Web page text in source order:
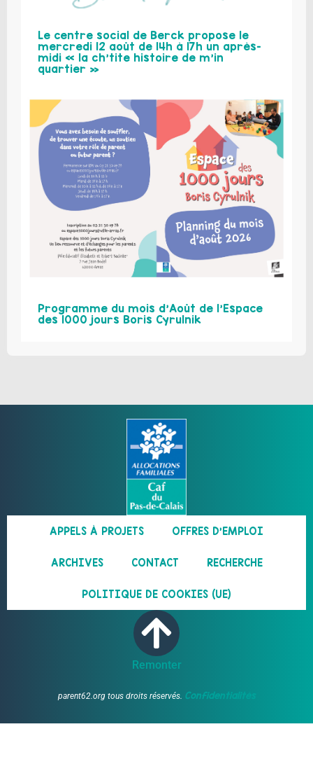
Le centre social de Berck propose le
mercredi 12 août de 14h à 17h un après-
midi « la ch’tite histoire de m’in
quartier »
Programme du mois d’Août de l’Espace
des 1000 jours Boris Cyrulnik
APPELS À PROJETS OFFRES D’EMPLOI
ARCHIVES CONTACT RECHERCHE
POLITIQUE DE COOKIES (UE)
Remonter
parent62.org tous droits réservés. Confidentialités